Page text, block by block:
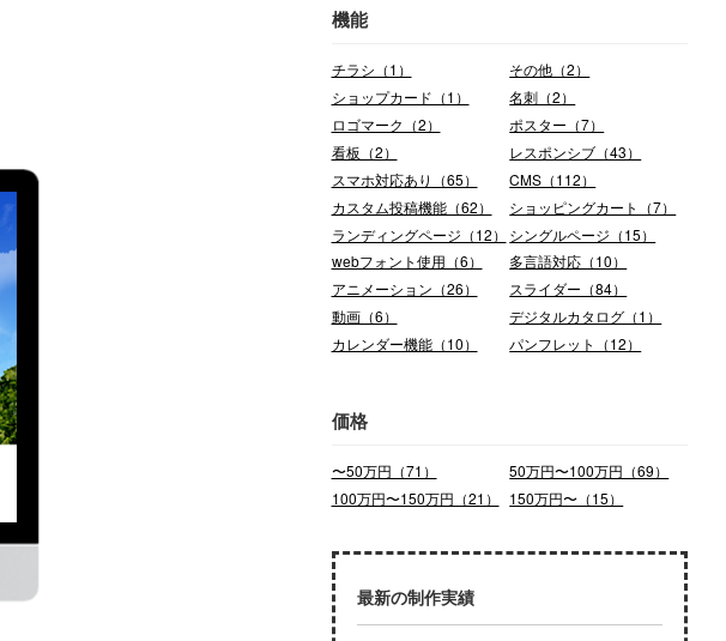
機能
チラシ（1）
その他（2）
ショップカード（1）
名刺（2）
ロゴマーク（2）
ポスター（7）
看板（2）
レスポンシブ（43）
スマホ対応あり（65）
CMS（112）
カスタム投稿機能（62）
ショッピングカート（7）
ランディングページ（12） シングルページ（15）
webフォント使用（6）
多言語対応（10）
アニメーション（26）
スライダー（84）
動画（6）
デジタルカタログ（1）
カレンダー機能（10）
パンフレット（12）
価格
〜50万円（71）
50万円〜100万円（69）
100万円〜150万円（21）
150万円〜（15）
最新の制作実績